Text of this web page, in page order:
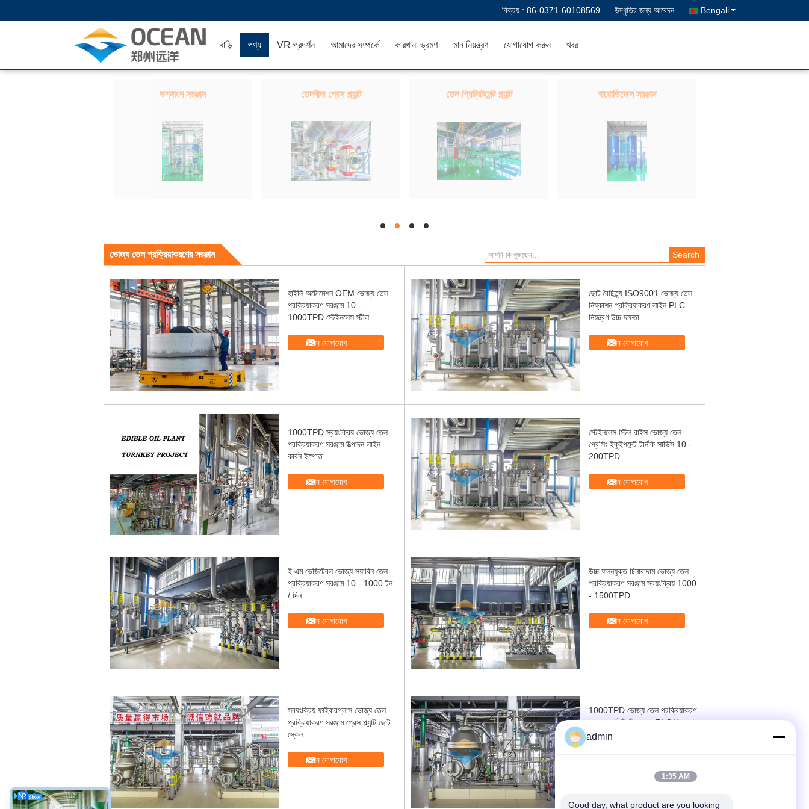
বিক্রয় : 86-0371-60108569 উদ্ধৃতির জন্য আবেদন Bengali
বাড়ি পণ্য VR প্রদর্শন আমাদের সম্পর্কে কারখানা ভ্রমণ মান নিয়ন্ত্রণ যোগাযোগ করুন খবর
ভগ্নাংশ সরঞ্জাম তেলবীজ প্রেস প্ল্যান্ট তেল প্রিট্রিটমেন্ট প্ল্যান্ট বায়োডিজেল সরঞ্জাম
hd hd hd hd
ভোজ্য তেল প্রক্রিয়াকরণের সরঞ্জাম
হাইলি অটোমেশন OEM ভোজ্য তেল
প্রক্রিয়াকরণ সরঞ্জাম 10 -
1000TPD স্টেইনলেস স্টীল
এখন যোগাযোগ
ছোট বৈচিত্র্য ISO9001 ভোজ্য তেল
নিষ্কাশন প্রক্রিয়াকরণ লাইন PLC
নিয়ন্ত্রণ উচ্চ দক্ষতা
এখন যোগাযোগ
1000TPD স্বয়ংক্রিয় ভোজ্য তেল
প্রক্রিয়াকরণ সরঞ্জাম উত্পাদন লাইন
কার্বন ইস্পাত
এখন যোগাযোগ
স্টেইনলেস স্টিল রাইস ভোজ্য তেল
প্রেসিং ইকুইপমেন্ট টার্নকি সার্ভিস 10 -
200TPD
এখন যোগাযোগ
ই এম ভেজিটেবল ভোজ্য সয়াবিন তেল
প্রক্রিয়াকরণ সরঞ্জাম 10 - 1000 টন
/ দিন
এখন যোগাযোগ
উচ্চ ফলনযুক্ত চিনাবাদাম ভোজ্য তেল
প্রক্রিয়াকরণ সরঞ্জাম স্বয়ংক্রিয় 1000
- 1500TPD
এখন যোগাযোগ
স্বয়ংক্রিয় ফাইবারগ্লাস ভোজ্য তেল
প্রক্রিয়াকরণ সরঞ্জাম প্রেস প্ল্যান্ট ছোট
স্কেল
এখন যোগাযোগ
1000TPD ভোজ্য তেল প্রক্রিয়াকরণ
সরঞ্জাম সূর্যমুখী বীজ তেল PLC নিয়ন্ত্রণ
অত্যন্ত অটোমেশন
admin
1:35 AM
Good day, what product are you looking